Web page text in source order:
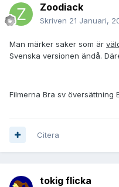
Zoodiack
Skriven 21 Januari,
Man märker saker som är
Svenska versionen ändå.
Filmerna Bra sv översättning
Citera
tokig flicka